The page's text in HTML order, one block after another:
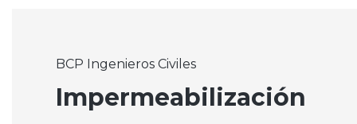
BCP Ingenieros Civiles
Impermeabilización